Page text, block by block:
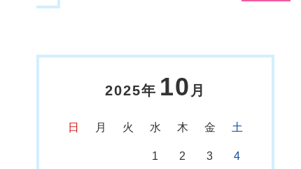
2025年 10 月
日 月 火 水 木 金 土
1 2 3 4